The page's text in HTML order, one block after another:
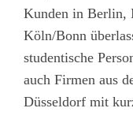
Kunden in Berlin,
Köln/Bonn
studentische
auch Firmen aus
Düsseldorf mit